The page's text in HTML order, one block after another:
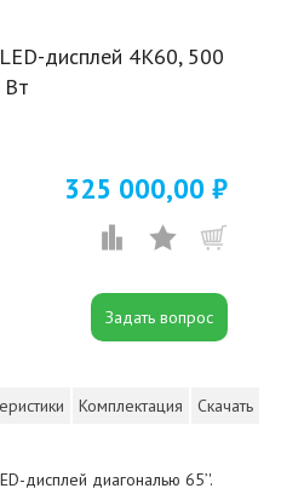
дисплей 4K60, 500
325 000,00 ₽
Комплектация Скачать
дисплей диагональю 65’'.